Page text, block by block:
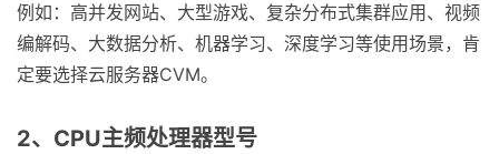
例如：高并发网站、大型游戏、复杂分布式集群应用、视频
编解码、大数据分析、机器学习、深度学习等使用场景，肯
定要选择云服务器CVM。
2、CPU主频处理器型号